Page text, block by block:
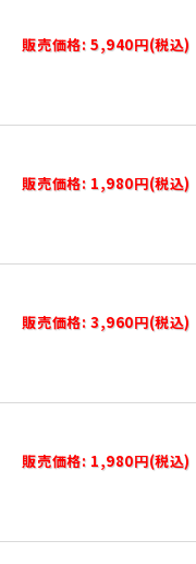
販売価格: 5,940円(税込)
販売価格: 1,980円(税込)
販売価格: 3,960円(税込)
販売価格: 1,980円(税込)